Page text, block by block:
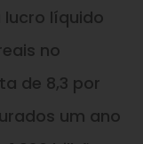
lucro líquido
no
de 8,3 por
um ano